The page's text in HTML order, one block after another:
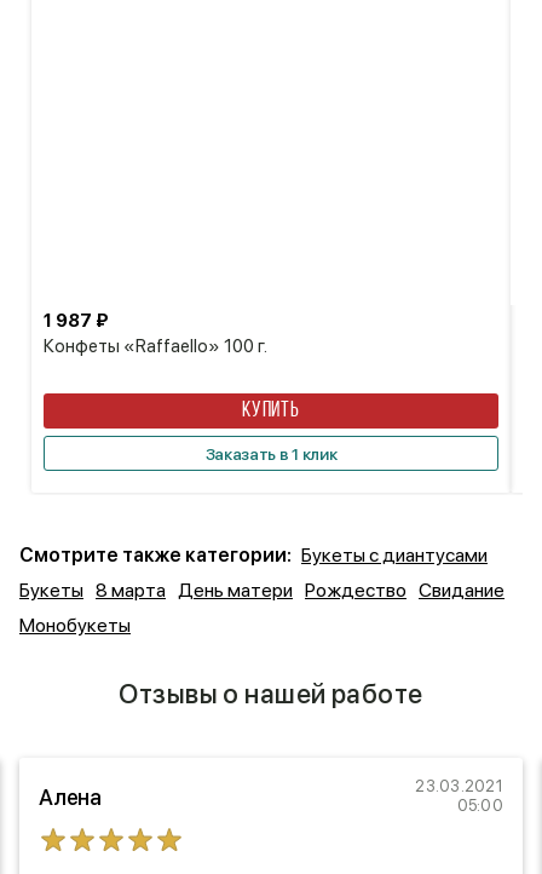
Конфеты «Raffaello» 100 г.
1 987 ₽
КУПИТЬ
Заказать в 1 клик
Смотрите также категории: Букеты с диантусами
Букеты 8 марта День матери Рождество Свидание
Монобукеты
Отзывы о нашей работе
Алена
23.03.2021
05:00